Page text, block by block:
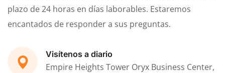
plazo de 24 horas en días laborables. Estaremos
encantados de responder a sus preguntas.
Visítenos a diario
Empire Heights Tower Oryx Business Center,